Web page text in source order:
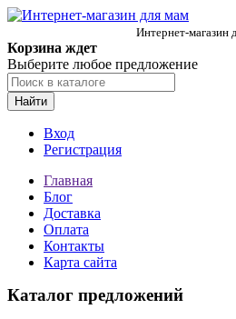
Интернет-магазин
Корзина ждет
Выберите любое предложение
Найти
Вход
Регистрация
Главная
Блог
Доставка
Оплата
Контакты
Карта сайта
Каталог предложений